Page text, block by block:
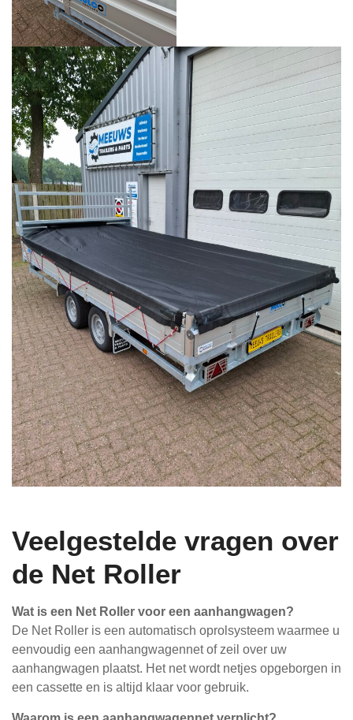
Veelgestelde vragen over
de Net Roller
Wat is een Net Roller voor een aanhangwagen?
De Net Roller is een automatisch oprolsysteem waarmee u
eenvoudig een aanhangwagennet of zeil over uw
aanhangwagen plaatst. Het net wordt netjes opgeborgen in
een cassette en is altijd klaar voor gebruik.